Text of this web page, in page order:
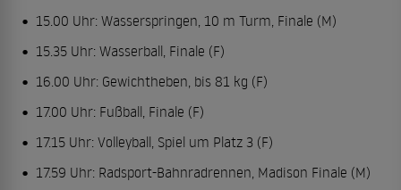
15.00 Uhr: Wasserspringen, 10 m Turm, Finale (M)
15.35 Uhr: Wasserball, Finale (F)
16.00 Uhr: Gewichtheben, bis 81 kg (F)
17.00 Uhr: Fußball, Finale (F)
17.15 Uhr: Volleyball, Spiel um Platz 3 (F)
17.59 Uhr: Radsport-Bahnradrennen, Madison Finale (M)